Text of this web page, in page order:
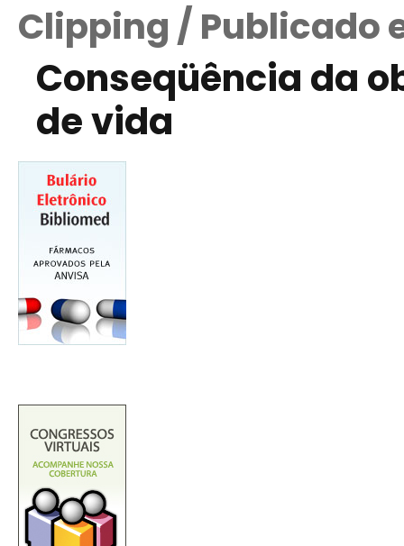
Clipping / Publicado
Conseqüência da
de vida